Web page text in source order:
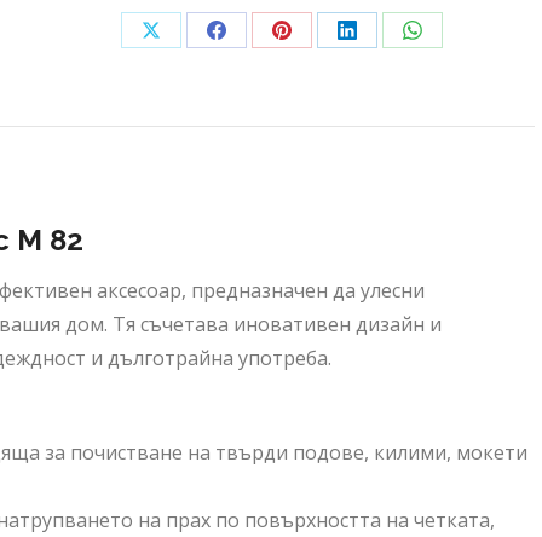
Share
X
Share
Facebook
Share
Pinterest
Share
LinkedIn
Share
WhatsApp
M 82
аксесоар, предназначен да улесни
дом. Тя съчетава иновативен дизайн и
и дълготрайна употреба.
за почистване на твърди подове, килими, мокети
на прах по повърхността на четката,